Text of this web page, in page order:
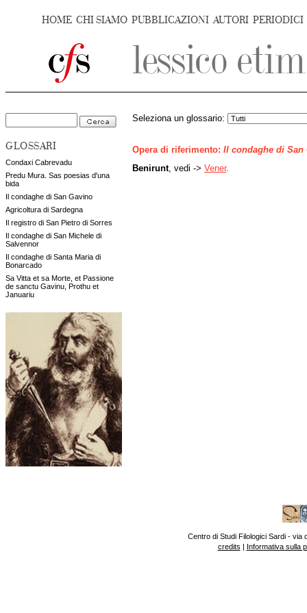
HOME CHI SIAMO PUBBLICAZIONI AUTORI PERIODICI
GLOSSARI
Condaxi Cabrevadu
Predu Mura. Sas poesias d'una
bida
Il condaghe di San Gavino
Agricoltura di Sardegna
Il registro di San Pietro di Sorres
Il condaghe di San Michele di
Salvennor
Il condaghe di Santa Maria di
Bonarcado
Sa Vitta et sa Morte, et Passione
de sanctu Gavinu, Prothu et
Januariu
Seleziona un glossario:
Opera di riferimento: Il condaghe di San
Benirunt, vedi -> Vener.
Centro di Studi Filologici Sardi - via
credits | Informativa sulla